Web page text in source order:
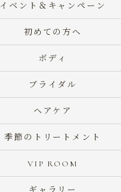
イベント＆キャンペーン
初めての方へ
ボディ
ブライダル
ヘアケア
季節のトリートメント
VIP ROOM
ギャラリー